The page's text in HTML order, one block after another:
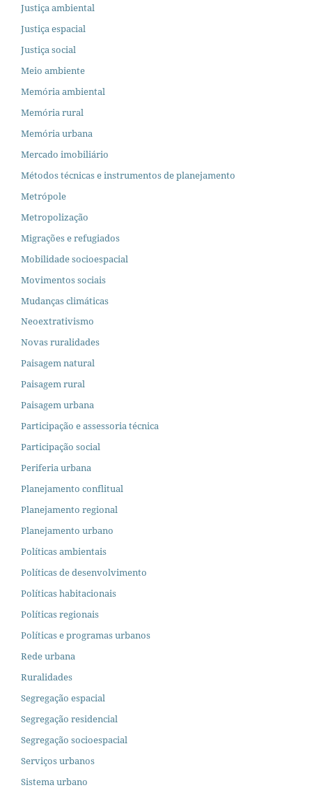
Justiça ambiental
Justiça espacial
Justiça social
Meio ambiente
Memória ambiental
Memória rural
Memória urbana
Mercado imobiliário
Métodos técnicas e instrumentos de planejamento
Metrópole
Metropolização
Migrações e refugiados
Mobilidade socioespacial
Movimentos sociais
Mudanças climáticas
Neoextrativismo
Novas ruralidades
Paisagem natural
Paisagem rural
Paisagem urbana
Participação e assessoria técnica
Participação social
Periferia urbana
Planejamento conflitual
Planejamento regional
Planejamento urbano
Políticas ambientais
Políticas de desenvolvimento
Políticas habitacionais
Políticas regionais
Políticas e programas urbanos
Rede urbana
Ruralidades
Segregação espacial
Segregação residencial
Segregação socioespacial
Serviços urbanos
Sistema urbano